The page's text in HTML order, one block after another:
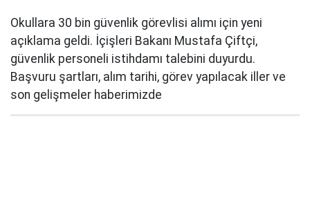
Okullara 30 bin güvenlik görevlisi alımı için yeni
açıklama geldi. İçişleri Bakanı Mustafa Çiftçi,
güvenlik personeli istihdamı talebini duyurdu.
Başvuru şartları, alım tarihi, görev yapılacak iller ve
son gelişmeler haberimizde